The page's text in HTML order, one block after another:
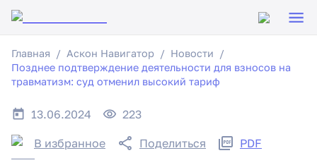
Главная Аскон Навигатор
Новости
Позднее подтверждение деятельности для взносов на
травматизм: суд отменил высокий тариф
13.06.2024 223
В избранное Поделиться PDF